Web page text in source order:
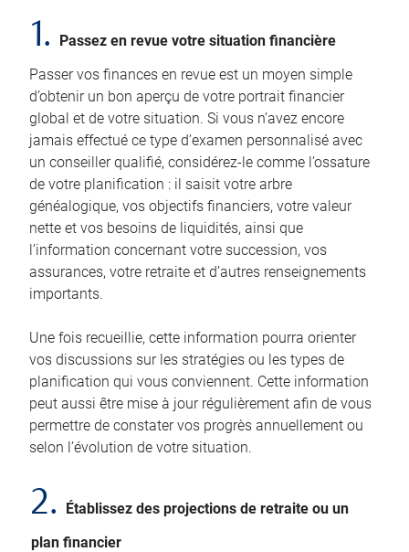
1.
Passez en revue votre situation financière
Passer vos finances en revue est un moyen simple
d’obtenir un bon aperçu de votre portrait financier
global et de votre situation. Si vous n’avez encore
jamais effectué ce type d’examen personnalisé avec
un conseiller qualifié, considérez-le comme l’ossature
de votre planification : il saisit votre arbre
généalogique, vos objectifs financiers, votre valeur
nette et vos besoins de liquidités, ainsi que
l’information concernant votre succession, vos
assurances, votre retraite et d’autres renseignements
importants.
Une fois recueillie, cette information pourra orienter
vos discussions sur les stratégies ou les types de
planification qui vous conviennent. Cette information
peut aussi être mise à jour régulièrement afin de vous
permettre de constater vos progrès annuellement ou
selon l’évolution de votre situation.
2.
Établissez des projections de retraite ou un
plan financier